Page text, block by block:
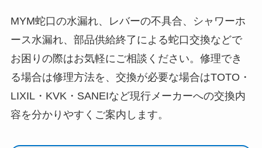
MYM蛇口の水漏れ、レバーの不具合、シャワーホ
ース水漏れ、部品供給終了による蛇口交換などで
お困りの際はお気軽にご相談ください。修理でき
る場合は修理方法を、交換が必要な場合はTOTO・
LIXIL・KVK・SANEIなど現行メーカーへの交換内
容を分かりやすくご案内します。